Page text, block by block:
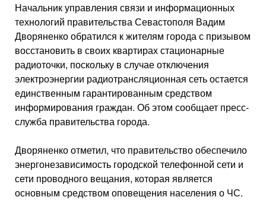
Начальник управления связи и информационных
технологий правительства Севастополя Вадим
Дворяненко обратился к жителям города с призывом
восстановить в своих квартирах стационарные
радиоточки, поскольку в случае отключения
электроэнергии радиотрансляционная сеть остается
единственным гарантированным средством
информирования граждан. Об этом сообщает пресс-
служба правительства города.
Дворяненко отметил, что правительство обеспечило
энергонезависимость городской телефонной сети и
сети проводного вещания, которая является
основным средством оповещения населения о ЧС.